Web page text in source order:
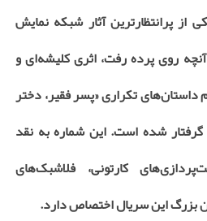
از پرانتظارترین آثار شبکه نمایش
۱۴۰۴ بود. اما آنچه روی پرده رفت، اثری کلیشه‌ای و
تکراری «پسر فقیر، دختر
گرفتار شده است. این شماره به نقد
کارتونی، فلاشبک‌های
بزرگ این سریال اختصاص دارد.